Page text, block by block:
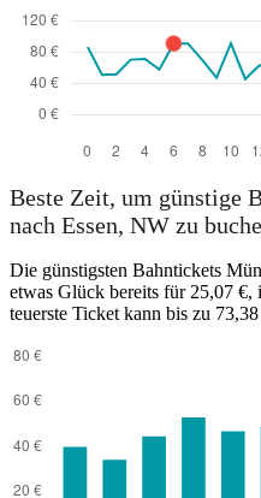
Beste Zeit, um günstige
nach Essen, NW zu
Die günstigsten Bahntickets
etwas Glück bereits für 25,07
teuerste Ticket kann bis zu